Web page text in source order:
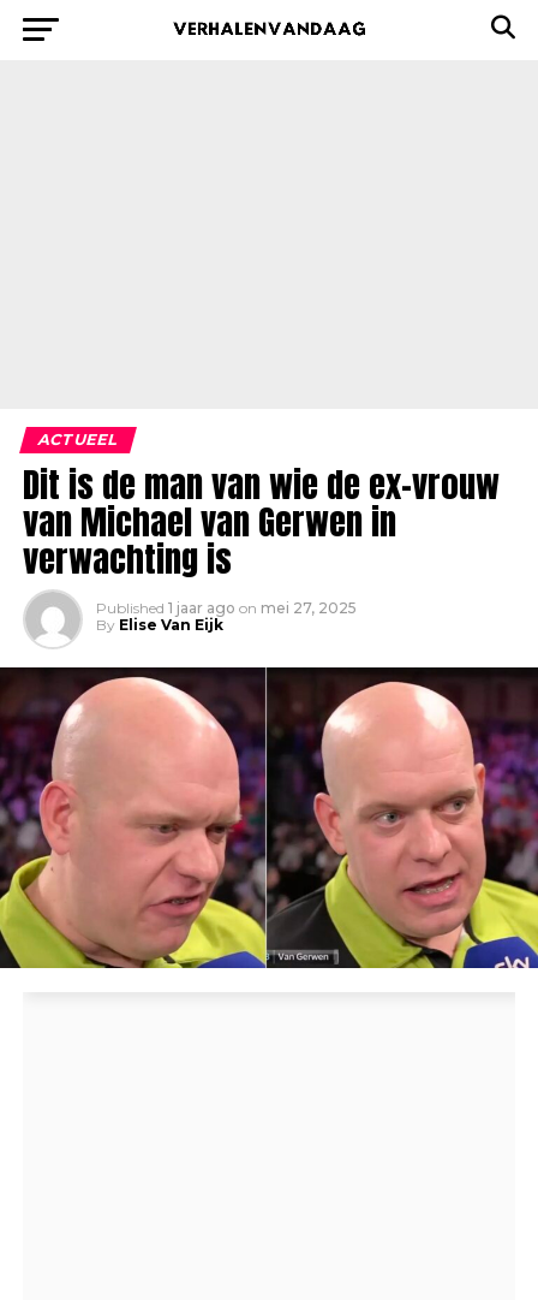
ACTUEEL
Dit is de man van wie de ex-vrouw
van Michael van Gerwen in
verwachting is
Published 1 jaar ago on mei 27, 2025
By Elise Van Eijk